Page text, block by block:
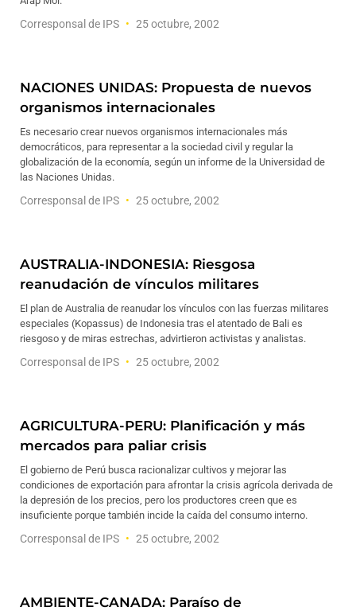
Corresponsal de IPS 25 octubre, 2002
NACIONES UNIDAS: Propuesta de nuevos
organismos internacionales
Es necesario crear nuevos organismos internacionales más
democráticos, para representar a la sociedad civil y regular la
globalización de la economía, según un informe de la Universidad de
las Naciones Unidas.
Corresponsal de IPS 25 octubre, 2002
AUSTRALIA-INDONESIA: Riesgosa
reanudación de vínculos militares
El plan de Australia de reanudar los vínculos con las fuerzas militares
especiales (Kopassus) de Indonesia tras el atentado de Bali es
riesgoso y de miras estrechas, advirtieron activistas y analistas.
Corresponsal de IPS 25 octubre, 2002
AGRICULTURA-PERU: Planificación y más
mercados para paliar crisis
El gobierno de Perú busca racionalizar cultivos y mejorar las
condiciones de exportación para afrontar la crisis agrícola derivada de
la depresión de los precios, pero los productores creen que es
insuficiente porque también incide la caída del consumo interno.
Corresponsal de IPS 25 octubre, 2002
AMBIENTE-CANADA: Paraíso de